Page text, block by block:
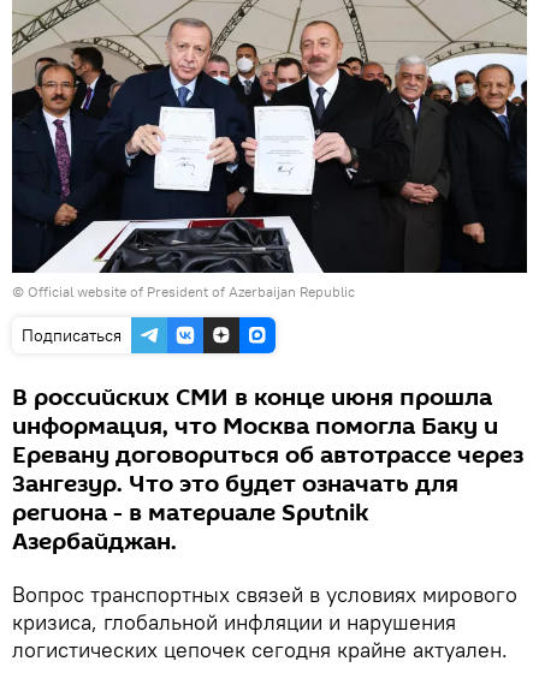
© Official website of President of Azerbaijan Republic
Подписаться
В российских СМИ в конце июня прошла
информация, что Москва помогла Баку и
Еревану договориться об автотрассе через
Зангезур. Что это будет означать для
региона - в материале Sputnik
Азербайджан.
Вопрос транспортных связей в условиях мирового
кризиса, глобальной инфляции и нарушения
логистических цепочек сегодня крайне актуален.